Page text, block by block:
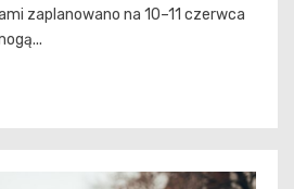
zaplanowano na 10–11 czerwca